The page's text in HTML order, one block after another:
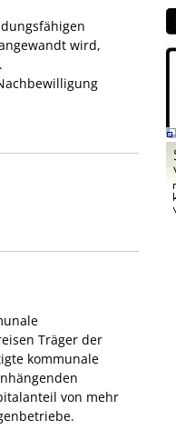
wird,
Träger der
kommunale
von mehr